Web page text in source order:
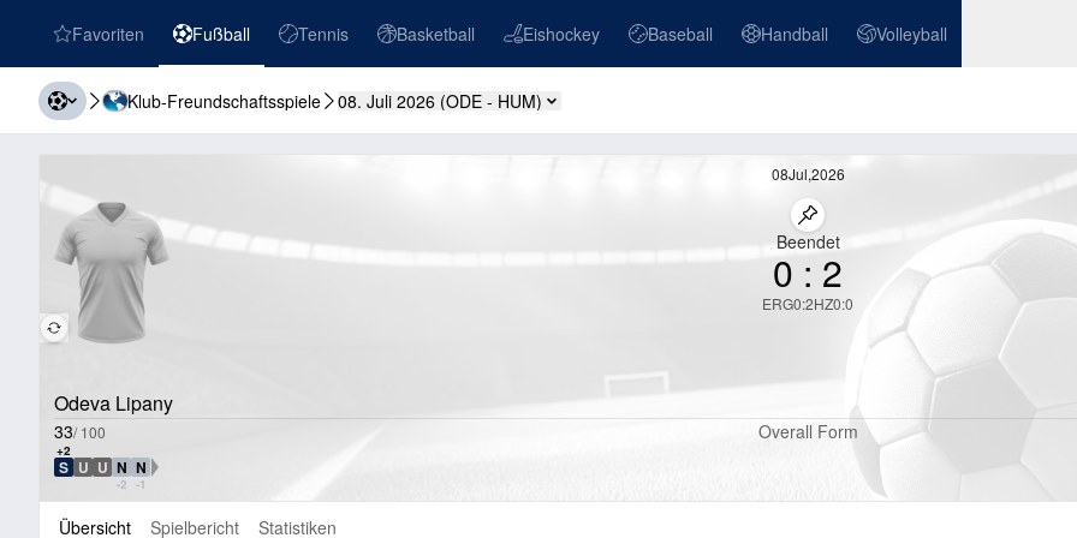
favorites
Favoriten Fußball
Fußball Tennis
Tennis Basketball
Basketball Eishockey
Eishockey Baseball
Baseball Handball
Handball Volleyball
Volleyball
Klub-Freundschaftsspiele 08. Juli 2026 (ODE - HUM) H2H ändern
08Jul,2026
Odeva Lipany
Spiel anheften
Beendet
0 : 2
ERG0:2HZ0:0
33/100 Overall Form
+2
S U U N
-2
N
-1 SNU-Richtung
Übersicht Spielbericht Statistiken